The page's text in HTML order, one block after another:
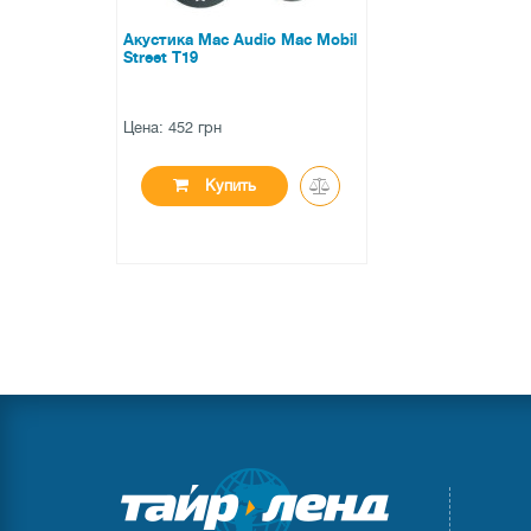
Акустика Mac Audio Mac Mobil
Street T19
Цена: 452 грн
Купить